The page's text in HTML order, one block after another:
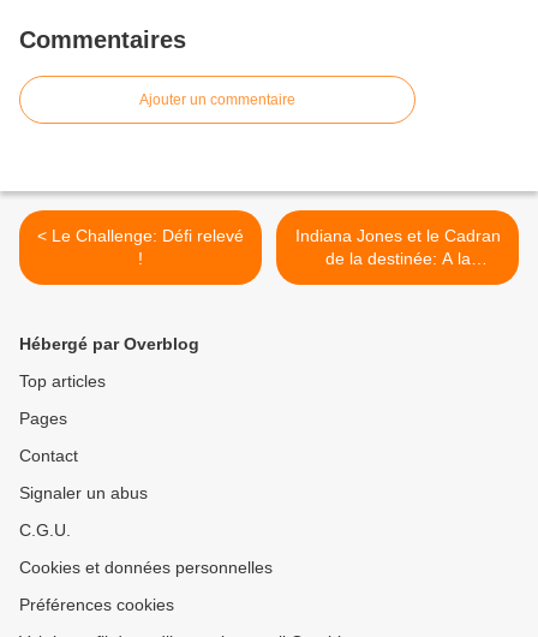
Commentaires
Ajouter un commentaire
< Le Challenge: Défi relevé
!
Indiana Jones et le Cadran
de la destinée: A la
poursuite du temps >
Hébergé par Overblog
Top articles
Pages
Contact
Signaler un abus
C.G.U.
Cookies et données personnelles
Préférences cookies